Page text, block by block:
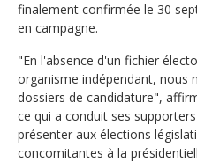
finalement confirmée le 30
en campagne.
"En l'absence d'un fichier
organisme indépendant, nous
dossiers de candidature",
ce qui a conduit ses
présenter aux élections
concomitantes à la